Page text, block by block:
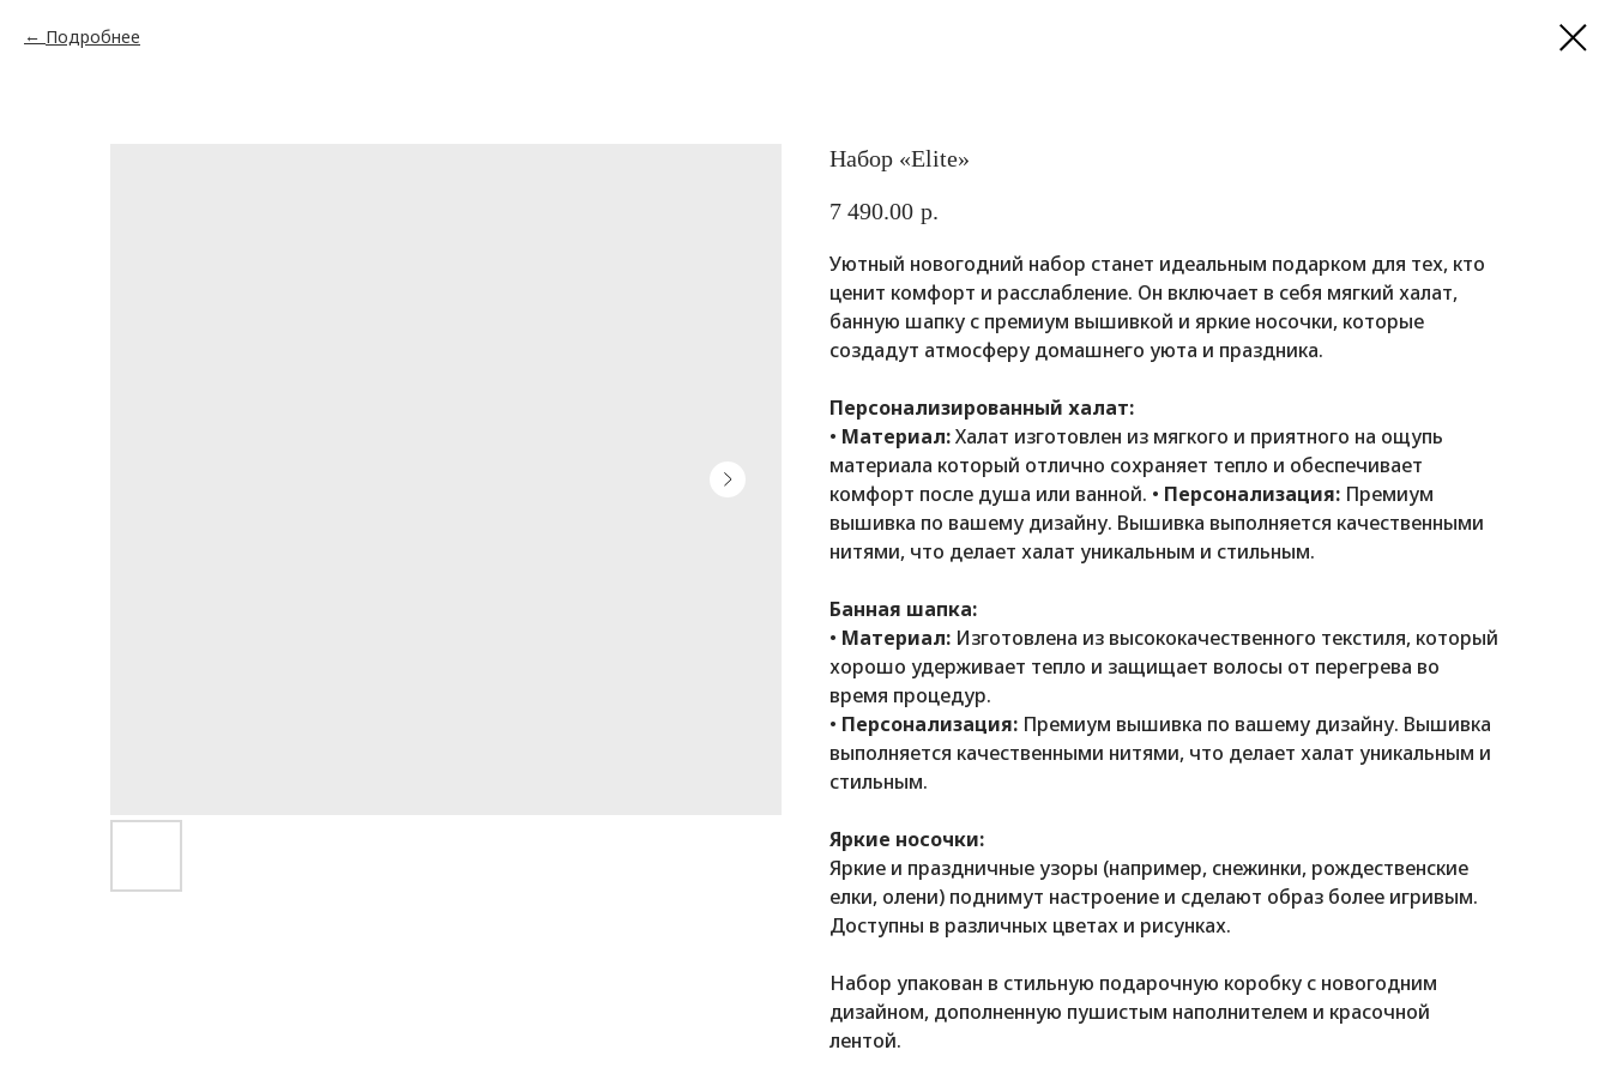
Подробнее
Набор «Elite»
7 490.00 р.
Уютный новогодний набор станет идеальным подарком для тех, кто
ценит комфорт и расслабление. Он включает в себя мягкий халат,
банную шапку с премиум вышивкой и яркие носочки, которые
создадут атмосферу домашнего уюта и праздника.
Персонализированный халат:
• Материал:Халат изготовлен из мягкого и приятного на ощупь
материала который отлично сохраняет тепло и обеспечивает
комфорт после душа или ванной. • Персонализация: Премиум
вышивка по вашему дизайну. Вышивка выполняется качественными
нитями, что делает халат уникальным и стильным.
Банная шапка:
• Материал: Изготовлена из высококачественного текстиля, который
хорошо удерживает тепло и защищает волосы от перегрева во
время процедур.
• Персонализация: Премиум вышивка по вашему дизайну. Вышивка
выполняется качественными нитями, что делает халат уникальным и
стильным.
Яркие носочки:
Яркие и праздничные узоры (например, снежинки, рождественские
елки, олени) поднимут настроение и сделают образ более игривым.
Доступны в различных цветах и рисунках.
Набор упакован в стильную подарочную коробку с новогодним
дизайном, дополненную пушистым наполнителем и красочной
лентой.